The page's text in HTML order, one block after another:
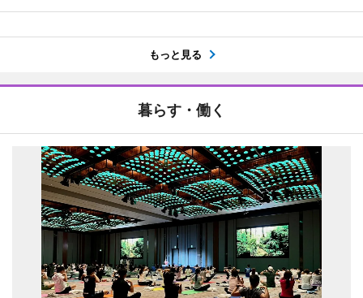
もっと見る
暮らす・働く